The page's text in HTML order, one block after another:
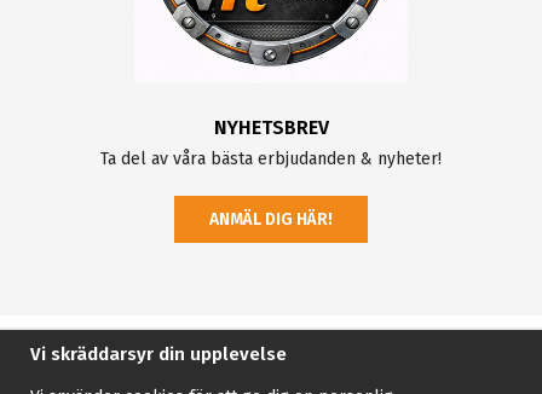
NYHETSBREV
Ta del av våra bästa erbjudanden & nyheter!
ANMÄL DIG HÄR!
Vi skräddarsyr din upplevelse